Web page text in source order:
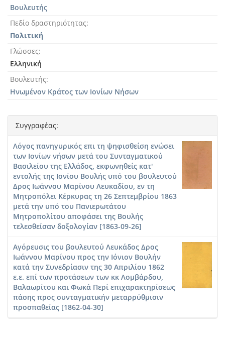
Βουλευτής
Πεδίο δραστηριότητας
Πολιτική
Γλώσσες
Ελληνική
Βουλευτής
Ηνωμένον Κράτος των Ιονίων Νήσων
Συγγραφέας:
Λόγος πανηγυρικός επι τη ψηφισθείση ενώσει
των Ιονίων νήσων μετά του Συνταγματικού
Βασιλείου της Ελλάδος, εκφωνηθείς κατ'
εντολής της Ιονίου Βουλής υπό του βουλευτού
Δρος Ιωάννου Μαρίνου Λευκαδίου, εν τη
Μητροπόλει Κέρκυρας τη 26 Σεπτεμβρίου 1863
μετά την υπό του Πανιερωτάτου
Μητροπολίτου αποφάσει της Βουλής
τελεσθείσαν δοξολογίαν [1863-09-26]
Αγόρευσις του βουλευτού Λευκάδος Δρος
Ιωάννου Μαρίνου προς την Ιόνιον Βουλήν
κατά την Συνεδρίασιν της 30 Απριλίου 1862
ε.ε. επί των προτάσεων των κκ Λομβάρδου,
Βαλαωρίτου και Φωκά Περί επιχαρακτηρίσεως
πάσης προς συνταγματικήν μεταρρύθμισιν
προσπαθείας [1862-04-30]